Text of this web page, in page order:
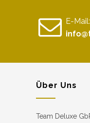
E-Mail:
Über Uns
Team Deluxe